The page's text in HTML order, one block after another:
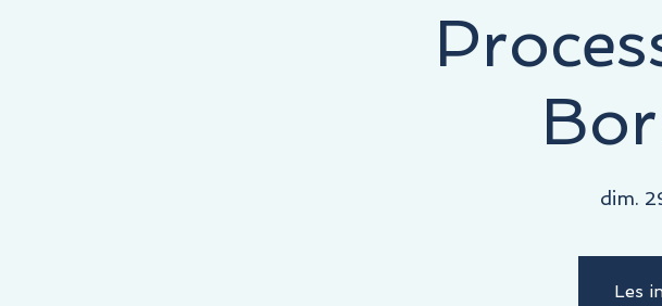
COMMENCE ICI, LA DESTINATION EST LA VÔTRE !
dim.
Les